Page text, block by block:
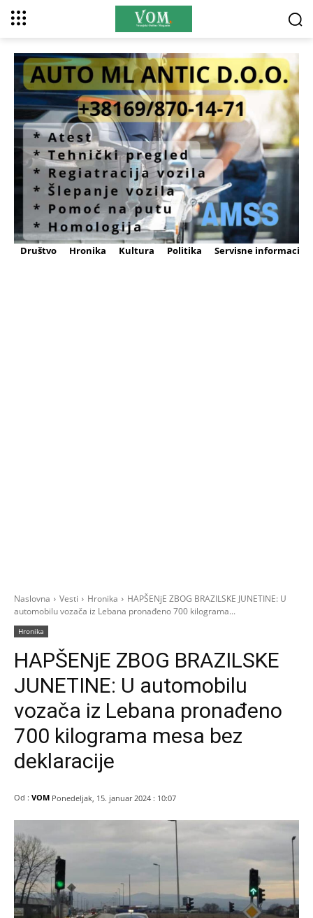
Društvo Hronika Kultura Politika Servisne informacije
Naslovna Vesti Hronika
HAPŠENјE ZBOG BRAZILSKE JUNETINE: U
automobilu vozača iz Lebana pronađeno 700 kilograma...
Hronika
HAPŠENјE ZBOG BRAZILSKE
JUNETINE: U automobilu
vozača iz Lebana pronađeno
700 kilograma mesa bez
deklaracije
Od : VOM Ponedeljak, 15. januar 2024 : 10:07